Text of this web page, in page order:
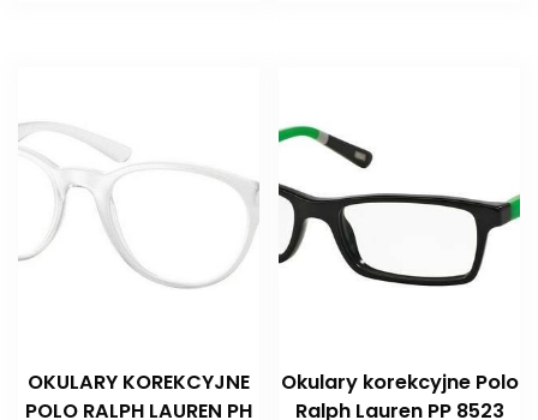
OKULARY KOREKCYJNE
POLO RALPH LAUREN PH
Okulary korekcyjne Polo
Ralph Lauren PP 8523